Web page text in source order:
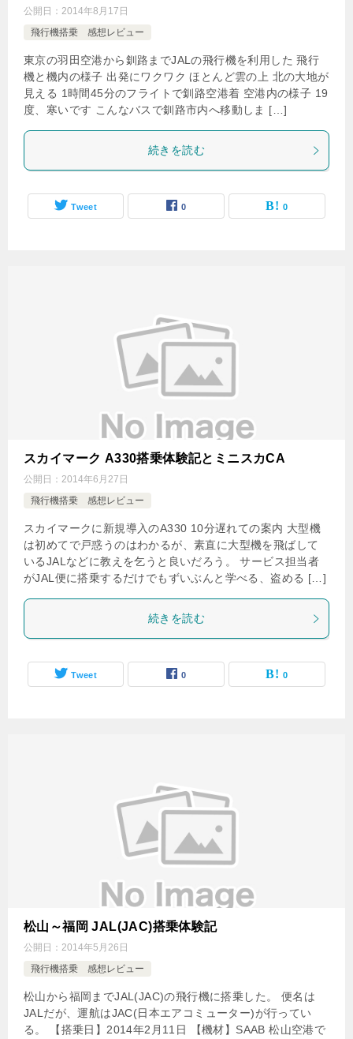
公開日： 2014年8月17日
飛行機搭乗 感想レビュー
東京の羽田空港から釧路までJALの飛行機を利用した 飛行
機と機内の様子 出発にワクワク ほとんど雲の上 北の大地が
見える 1時間45分のフライトで釧路空港着 空港内の様子 19
度、寒いです こんなバスで釧路市内へ移動しま […]
続きを読む
Tweet 0 0
スカイマーク A330搭乗体験記とミニスカCA
公開日： 2014年6月27日
飛行機搭乗 感想レビュー
スカイマークに新規導入のA330 10分遅れての案内 大型機
は初めてで戸惑うのはわかるが、素直に大型機を飛ばして
いるJALなどに教えを乞うと良いだろう。 サービス担当者
がJAL便に搭乗するだけでもずいぶんと学べる、盗める […]
続きを読む
Tweet 0 0
松山～福岡 JAL(JAC)搭乗体験記
公開日： 2014年5月26日
飛行機搭乗 感想レビュー
松山から福岡までJAL(JAC)の飛行機に搭乗した。 便名は
JALだが、運航はJAC(日本エアコミューター)が行ってい
る。 【搭乗日】2014年2月11日 【機材】SAAB 松山空港で